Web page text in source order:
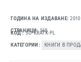
ГОДИНА НА ИЗДАВАНЕ:2010
СТРАНИЦИ:568
КОД SO-KRATK-PL
КАТЕГОРИИ
КНИГИ В